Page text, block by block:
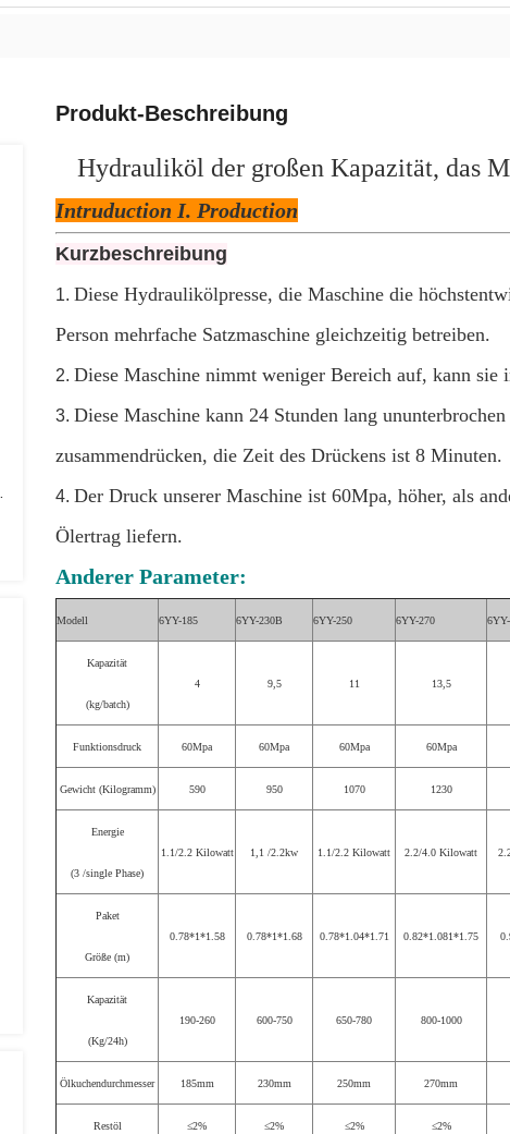
Produkt-Beschreibung
Hydrauliköl der großen Kapazität, das
Intruduction I. Production
Kurzbeschreibung
1. Diese Hydraulikölpresse, die Maschine die
Person mehrfache Satzmaschine gleichzeitig betreiben.
2. Diese Maschine nimmt weniger Bereich auf, kann
3. Diese Maschine kann 24 Stunden lang
zusammendrücken, die Zeit des Drückens ist 8 Minuten.
4. Der Druck unserer Maschine ist 60Mpa, höher, als
Ölertrag liefern.
Anderer Parameter:
Modell 6YY-185 6YY-230B 6YY-250 6YY-270
Kapazität
(kg/batch)
4 9,5 11 13,5
Funktionsdruck 60Mpa 60Mpa 60Mpa 60Mpa
Gewicht (Kilogramm) 590 950 1070 1230
Energie
(3 /single Phase)
1.1/2.2 Kilowatt 1,1 /2.2kw 1.1/2.2 Kilowatt 2.2/4.0 Kilowatt
Paket
Größe (m)
0.78*1*1.58 0.78*1*1.68 0.78*1.04*1.71 0.82*1.081*1.75
Kapazität
(Kg/24h)
190-260 600-750 650-780 800-1000
Ölkuchendurchmesser 185mm 230mm 250mm 270mm
Restöl ≤2% ≤2% ≤2% ≤2%